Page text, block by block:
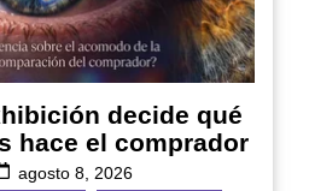
decide qué
hace el comprador
agosto 8, 2026